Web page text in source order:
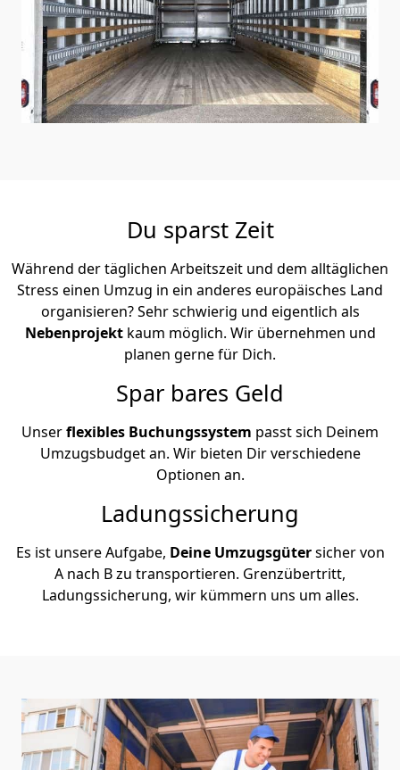
Du sparst Zeit
Während der täglichen Arbeitszeit und dem alltäglichen
Stress einen Umzug in ein anderes europäisches Land
organisieren? Sehr schwierig und eigentlich als
Nebenprojekt kaum möglich. Wir übernehmen und
planen gerne für Dich.
Spar bares Geld
Unserflexibles Buchungssystem passt sich Deinem
Umzugsbudget an. Wir bieten Dir verschiedene
Optionen an.
Ladungssicherung
Es ist unsere Aufgabe, Deine Umzugsgütersicher von
A nach B zu transportieren. Grenzübertritt,
Ladungssicherung, wir kümmern uns um alles.